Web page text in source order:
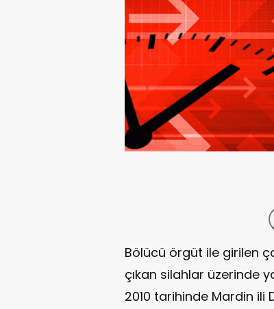
Bölücü örgüt ile girilen
çıkan silahlar üzerinde
2010 tarihinde Mardin ili